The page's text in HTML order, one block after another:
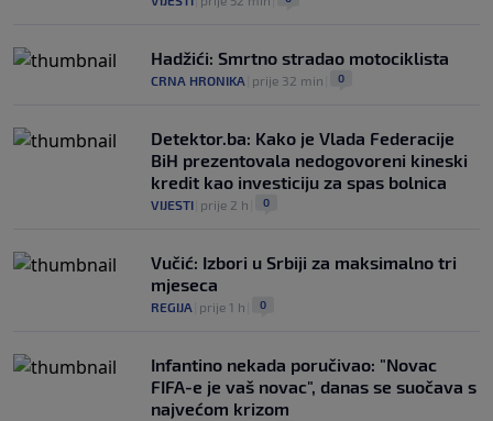
Hadžići: Smrtno stradao motociklista
CRNA HRONIKA prije 32 min 0
Detektor.ba: Kako je Vlada Federacije
BiH prezentovala nedogovoreni kineski
kredit kao investiciju za spas bolnica
VIJESTI prije 2 h 0
Vučić: Izbori u Srbiji za maksimalno tri
mjeseca
REGIJA prije 1 h 0
Infantino nekada poručivao: "Novac
FIFA-e je vaš novac", danas se suočava s
najvećom krizom